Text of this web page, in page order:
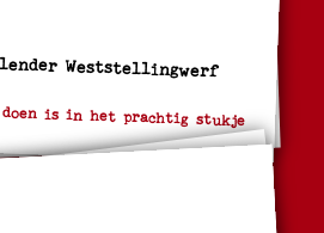
Weststellingwerf
is in het prachtig stukje